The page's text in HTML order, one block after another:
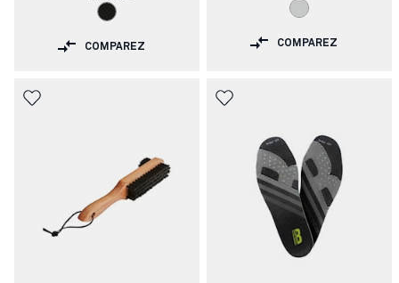
COMPAREZ COMPAREZ